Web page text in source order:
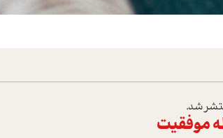
موفقیت